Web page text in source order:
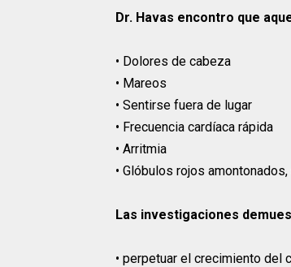
Dr. Havas encontro que
• Dolores de cabeza
• Mareos
• Sentirse fuera de lugar
• Frecuencia cardíaca rápida
• Arritmia
• Glóbulos rojos
Las investigaciones
• perpetuar el crecimiento del